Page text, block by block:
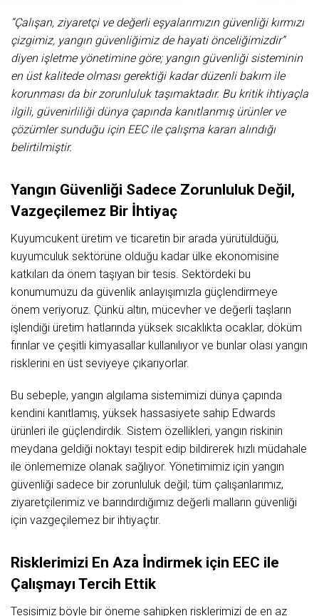
“Çalışan, ziyaretçi ve değerli eşyalarımızın güvenliği kırmızı
çizgimiz, yangın güvenliğimiz de hayati önceliğimizdir”
diyen işletme yönetimine göre; yangın güvenliği sisteminin
en üst kalitede olması gerektiği kadar düzenli bakım ile
korunması da bir zorunluluk taşımaktadır. Bu kritik ihtiyaçla
ilgili, güvenirliliği dünya çapında kanıtlanmış ürünler ve
çözümler sunduğu için EEC ile çalışma kararı alındığı
belirtilmiştir.
Yangın Güvenliği Sadece Zorunluluk Değil,
Vazgeçilemez Bir İhtiyaç
Kuyumcukent üretim ve ticaretin bir arada yürütüldüğü,
kuyumculuk sektörüne olduğu kadar ülke ekonomisine
katkıları da önem taşıyan bir tesis. Sektördeki bu
konumumuzu da güvenlik anlayışımızla güçlendirmeye
önem veriyoruz. Çünkü altın, mücevher ve değerli taşların
işlendiği üretim hatlarında yüksek sıcaklıkta ocaklar, döküm
fırınlar ve çeşitli kimyasallar kullanılıyor ve bunlar olası yangın
risklerini en üst seviyeye çıkarıyorlar.
Bu sebeple, yangın algılama sistemimizi dünya çapında
kendini kanıtlamış, yüksek hassasiyete sahip Edwards
ürünleri ile güçlendirdik. Sistem özellikleri, yangın riskinin
meydana geldiği noktayı tespit edip bildirerek hızlı müdahale
ile önlememize olanak sağlıyor. Yönetimimiz için yangın
güvenliği sadece bir zorunluluk değil; tüm çalışanlarımız,
ziyaretçilerimiz ve barındırdığımız değerli malların güvenliği
için vazgeçilemez bir ihtiyaçtır.
Risklerimizi En Aza İndirmek için EEC ile
Çalışmayı Tercih Ettik
Tesisimiz böyle bir öneme sahipken risklerimizi de en az